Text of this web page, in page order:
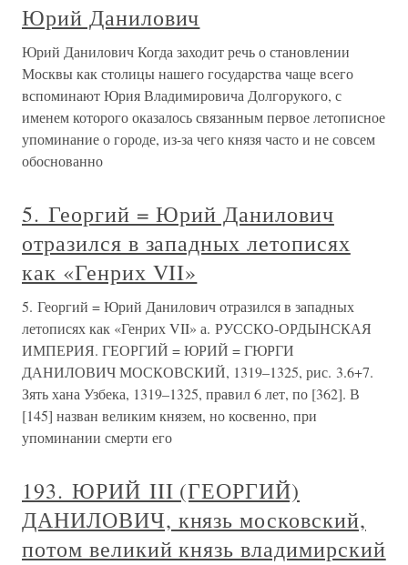
Юрий Данилович
Юрий Данилович Когда заходит речь о становлении
Москвы как столицы нашего государства чаще всего
вспоминают Юрия Владимировича Долгорукого, с
именем которого оказалось связанным первое летописное
упоминание о городе, из-за чего князя часто и не совсем
обоснованно
5. Георгий = Юрий Данилович
отразился в западных летописях
как «Генрих VII»
5. Георгий = Юрий Данилович отразился в западных
летописях как «Генрих VII» а. РУССКО-ОРДЫНСКАЯ
ИМПЕРИЯ. ГЕОРГИЙ = ЮРИЙ = ГЮРГИ
ДАНИЛОВИЧ МОСКОВСКИЙ, 1319–1325, рис. 3.6+7.
Зять хана Узбека, 1319–1325, правил 6 лет, по [362]. В
[145] назван великим князем, но косвенно, при
упоминании смерти его
193. ЮРИЙ III (ГЕОРГИЙ)
ДАНИЛОВИЧ, князь московский,
потом великий князь владимирский